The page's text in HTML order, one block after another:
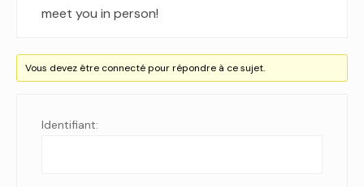
meet you in person!
Vous devez être connecté pour répondre à ce sujet.
Identifiant: